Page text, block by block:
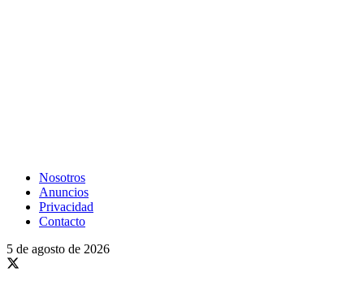
Nosotros
Anuncios
Privacidad
Contacto
5 de agosto de 2026